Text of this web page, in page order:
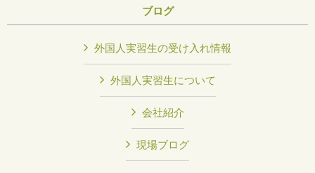
ブログ
外国人実習生の受け入れ情報
外国人実習生について
会社紹介
現場ブログ